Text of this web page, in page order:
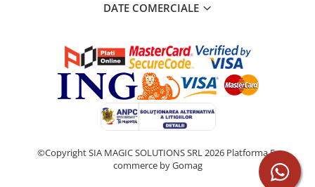
DATE COMERCIALE
©Copyright SIA MAGIC SOLUTIONS SRL 2026 Platforma E-
commerce by Gomag